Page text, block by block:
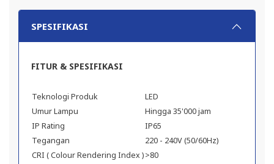
SPESIFIKASI
FITUR & SPESIFIKASI
Teknologi Produk
LED
Umur Lampu
Hingga 35'000 jam
IP Rating
IP65
Tegangan
220 - 240V (50/60Hz)
CRI ( Colour Rendering Index )>80